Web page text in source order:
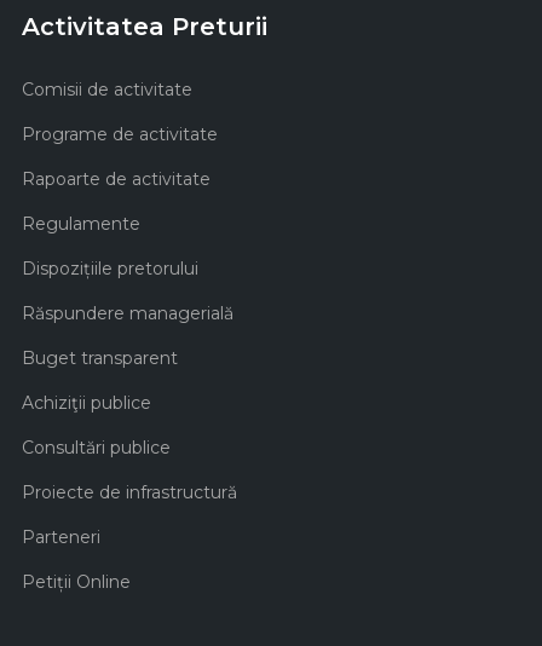
Activitatea Preturii
Comisii de activitate
Programe de activitate
Rapoarte de activitate
Regulamente
Dispozițiile pretorului
Răspundere managerială
Buget transparent
Achiziţii publice
Consultări publice
Proiecte de infrastructură
Parteneri
Petiții Online